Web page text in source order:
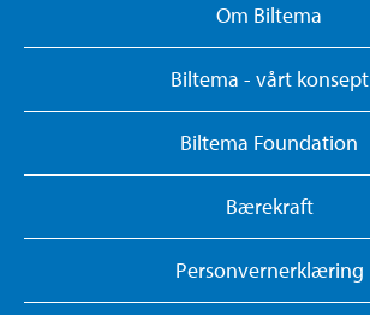
Om Biltema
Biltema - vårt konsept
Biltema Foundation
Bærekraft
Personvernerklæring